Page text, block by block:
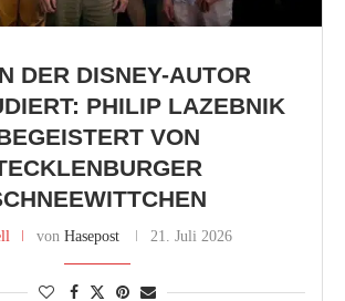
DER DISNEY-AUTOR
PHILIP LAZEBNIK
VON
von Hasepost 21. Juli 2026